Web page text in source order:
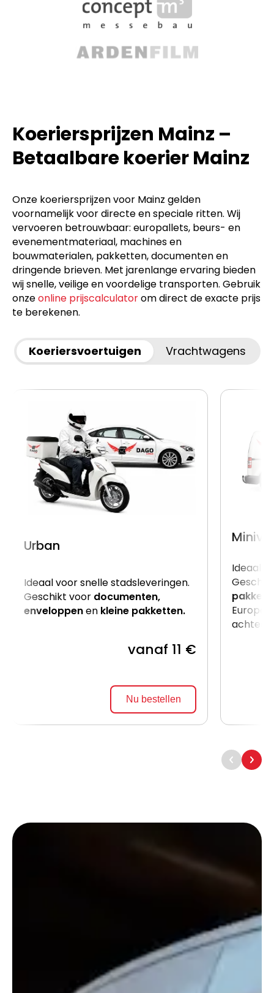
Koeriersprijzen Mainz –
Betaalbare koerier Mainz
Onze koeriersprijzen voor Mainz gelden
voornamelijk voor directe en speciale ritten. Wij
vervoeren betrouwbaar: europallets, beurs- en
evenementmateriaal, machines en
bouwmaterialen, pakketten, documenten en
dringende brieven. Met jarenlange ervaring bieden
wij snelle, veilige en voordelige transporten. Gebruik
onzeonline prijscalculatorom direct de exacte prijs
te berekenen.
Koeriersvoertuigen Vrachtwagens
Urban
Ideaal voor snelle stadsleveringen.
Geschikt voor documenten,
enveloppenen kleine pakketten.
vanaf 11 €
Nu bestellen
Ideaal